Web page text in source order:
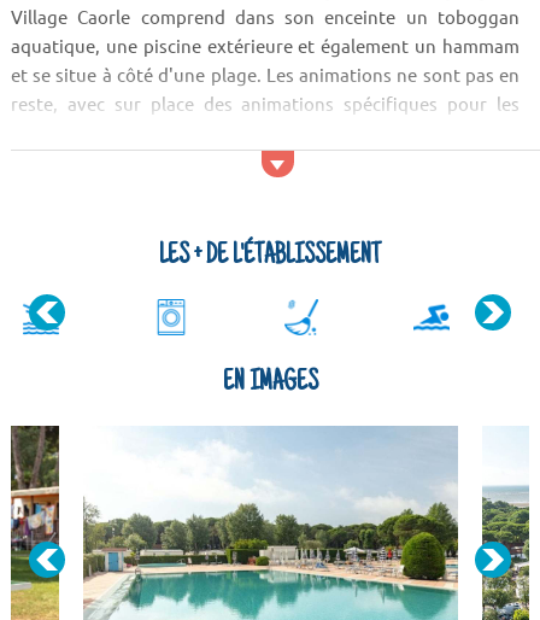
Village Caorle comprend dans son enceinte un toboggan
aquatique, une piscine extérieure et également un hammam
et se situe à côté d'une plage. Les animations ne sont pas en
reste, avec sur place des animations spécifiques pour les
bénéficierez dans le camping d'un restaurant sur place. Types
LES + DE L'ÉTABLISSEMENT
EN IMAGES